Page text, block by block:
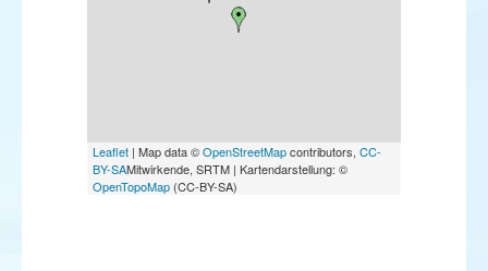
Leaflet | Map data ©OpenStreetMapcontributors, CC-
BY-SAMitwirkende, SRTM | Kartendarstellung: ©
OpenTopoMap (CC-BY-SA)